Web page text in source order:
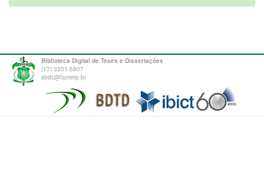
Biblioteca Digital de Teses e Dissertações
(17) 3201-5807
sbdc@famerp.br